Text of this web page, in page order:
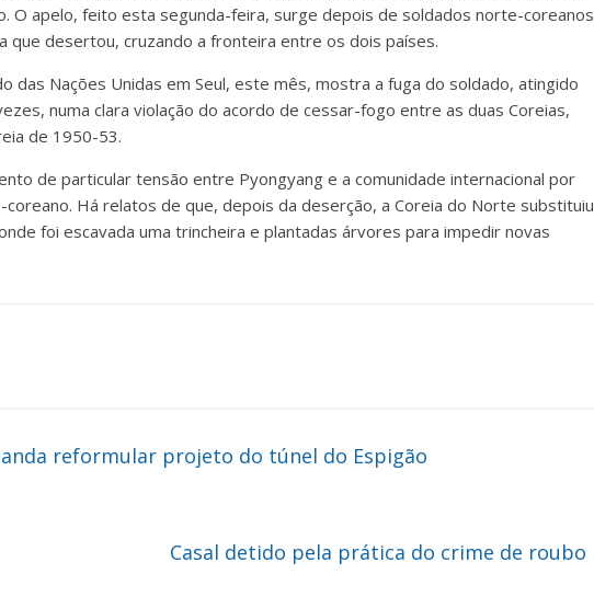
O apelo, feito esta segunda-feira, surge depois de soldados norte-coreanos
que desertou, cruzando a fronteira entre os dois países.
das Nações Unidas em Seul, este mês, mostra a fuga do soldado, atingido
numa clara violação do acordo de cessar-fogo entre as duas Coreias,
de 1950-53.
de particular tensão entre Pyongyang e a comunidade internacional por
Há relatos de que, depois da deserção, a Coreia do Norte substituiu
foi escavada uma trincheira e plantadas árvores para impedir novas
reformular projeto do túnel do Espigão
Casal detido pela prática do crime de roubo